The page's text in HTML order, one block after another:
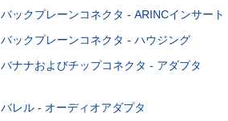
バックプレーンコネクタ - ARINCインサート
バックプレーンコネクタ - ハウジング
バナナおよびチップコネクタ - アダプタ
バレル - オーディオアダプタ